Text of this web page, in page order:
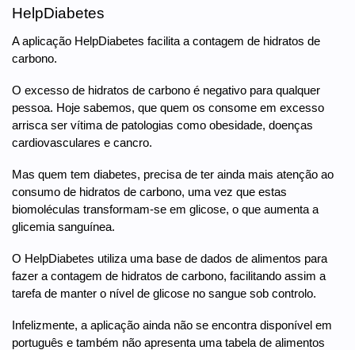
HelpDiabetes
A aplicação HelpDiabetes facilita a contagem de hidratos de
carbono.
O excesso de hidratos de carbono é negativo para qualquer
pessoa. Hoje sabemos, que quem os consome em excesso
arrisca ser vítima de patologias como obesidade, doenças
cardiovasculares e cancro.
Mas quem tem diabetes, precisa de ter ainda mais atenção ao
consumo de hidratos de carbono, uma vez que estas
biomoléculas transformam-se em glicose, o que aumenta a
glicemia sanguínea.
O HelpDiabetes utiliza uma base de dados de alimentos para
fazer a contagem de hidratos de carbono, facilitando assim a
tarefa de manter o nível de glicose no sangue sob controlo.
Infelizmente, a aplicação ainda não se encontra disponível em
português e também não apresenta uma tabela de alimentos